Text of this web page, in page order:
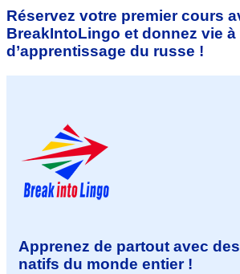
Réservez votre premier cours
BreakIntoLingo et donnez vie
d’apprentissage du russe !
Apprenez de partout avec
natifs du monde entier !